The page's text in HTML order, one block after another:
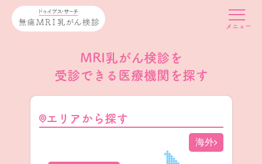
MRI乳がん検診を
受診できる医療機関を探す
エリアから探す
海外